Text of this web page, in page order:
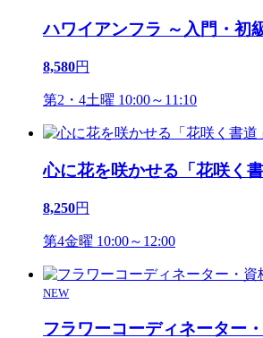
ハワイアンフラ ～入門・初
8,580円
第2・4土曜 10:00～11:10
心に花を咲かせる「花咲く
8,250円
第4金曜 10:00～12:00
NEW
フラワーコーディネーター